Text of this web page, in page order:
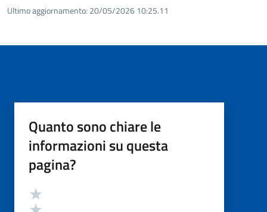
Ultimo aggiornamento: 20/05/2026 10:25.11
Quanto sono chiare le
informazioni su questa
pagina?
Valutazione